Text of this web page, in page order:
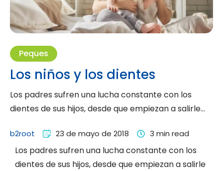
Peques
Los niños y los dientes
Los padres sufren una lucha constante con los
dientes de sus hijos, desde que empiezan a salirle
b2root 23 de mayo de 2018 3 min read
Los padres sufren una lucha constante con los
dientes de sus hijos, desde que empiezan a salirle